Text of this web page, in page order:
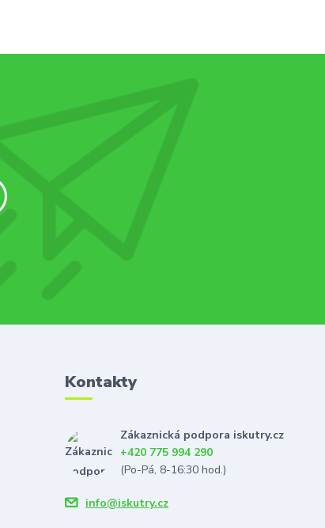
Kontakty
Zákaznická podpora iskutry.cz
+420 775 994 290
(Po-Pá, 8-16:30 hod.)
info@iskutry.cz